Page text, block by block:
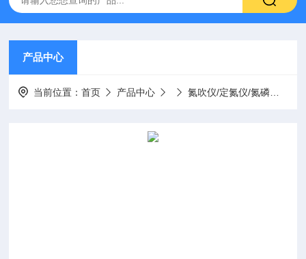
产品中心
当前位置：首页 产品中心 氮吹仪/定氮仪/氮磷钙测定仪